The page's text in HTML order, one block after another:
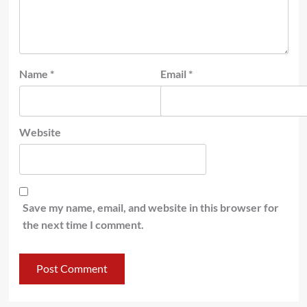
Name * Email *
Website
Save my name, email, and website in this browser for
the next time I comment.